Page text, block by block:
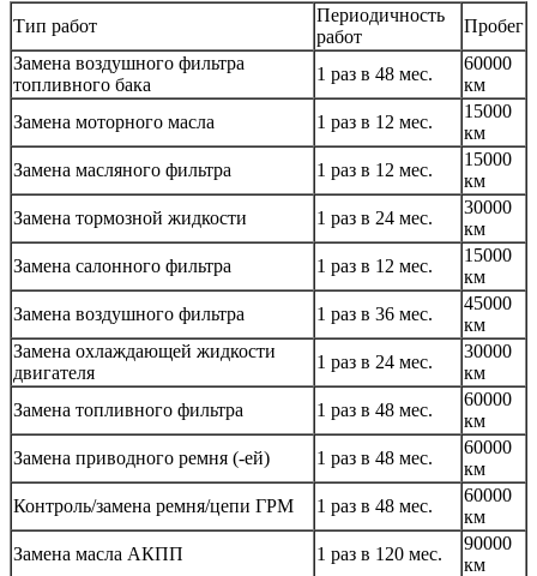
Тип работ
Периодичность
работ
Пробег
Замена воздушного фильтра
топливного бака
1 раз в 48 мес.
60000
км
Замена моторного масла
1 раз в 12 мес.
15000
км
Замена масляного фильтра
1 раз в 12 мес.
15000
км
Замена тормозной жидкости
1 раз в 24 мес.
30000
км
Замена салонного фильтра
1 раз в 12 мес.
15000
км
Замена воздушного фильтра
1 раз в 36 мес.
45000
км
Замена охлаждающей жидкости
двигателя
1 раз в 24 мес.
30000
км
Замена топливного фильтра
1 раз в 48 мес.
60000
км
Замена приводного ремня (-ей)
1 раз в 48 мес.
60000
км
Контроль/замена ремня/цепи ГРМ
1 раз в 48 мес.
60000
км
Замена масла АКПП
1 раз в 120 мес.
90000
км